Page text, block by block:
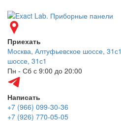
Приехать
Москва, Алтуфьевское шоссе, 31с1
шоссе, 31с1
Пн - Сб с 9:00 до 20:00
Написать
+7 (966) 099-30-36
+7 (926) 770-05-05